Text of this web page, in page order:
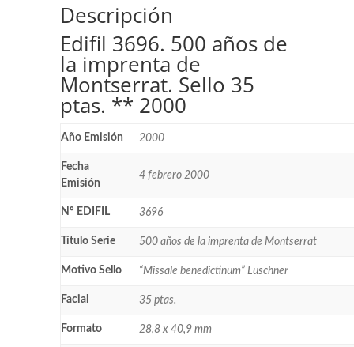
Descripción
Edifil 3696. 500 años de
la imprenta de
Montserrat. Sello 35
ptas. ** 2000
Año Emisión 2000
Fecha
Emisión
4 febrero 2000
Nº EDIFIL 3696
Título Serie 500 años de la imprenta de Montserrat
Motivo Sello “Missale benedictinum” Luschner
Facial 35 ptas.
Formato 28,8 x 40,9 mm